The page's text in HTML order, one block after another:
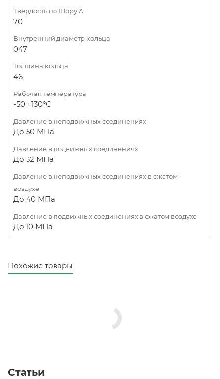
Твёрдость по Шору А
70
Внутренний диаметр кольца
047
Толщина кольца
46
Рабочая температура
-50 +130°С
Давление в неподвижных соединениях
До 50 МПа
Давление в подвижных соединениях
До 32 МПа
Давление в неподвижных соединениях в сжатом
воздухе
До 40 МПа
Давление в подвижных соединениях в сжатом воздухе
До 10 МПа
Похожие товары
Статьи